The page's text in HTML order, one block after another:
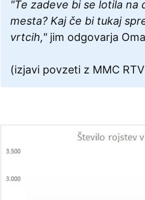
"Te zadeve bi se lotila na
mesta? Kaj če bi tukaj
vrtcih,"jim odgovarja
(izjavi povzeti z MMC